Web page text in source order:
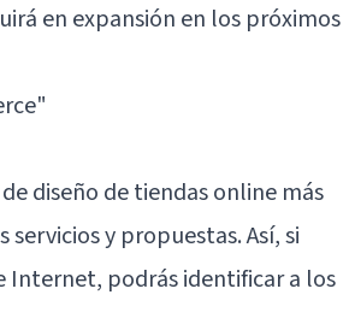
en expansión en los próximos
diseño de tiendas online más
y propuestas. Así, si
Internet, podrás identificar a los